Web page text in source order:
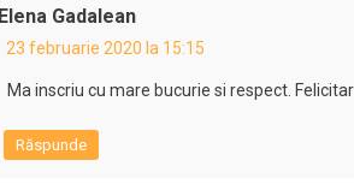
Elena Gadalean
23 februarie 2020 la 15:15
Ma inscriu cu mare bucurie si respect.
Răspunde